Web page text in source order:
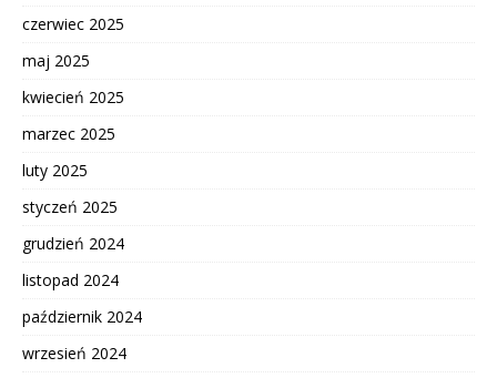
czerwiec 2025
maj 2025
kwiecień 2025
marzec 2025
luty 2025
styczeń 2025
grudzień 2024
listopad 2024
październik 2024
wrzesień 2024